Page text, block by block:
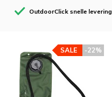
OutdoorClick snelle levering
-22%
SALE